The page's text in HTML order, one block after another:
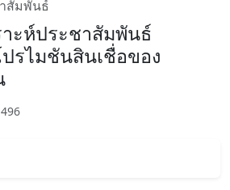
สัมพันธ์
ะห์ประชาสัมพันธ์
รไมชันสินเชื่อของ
496